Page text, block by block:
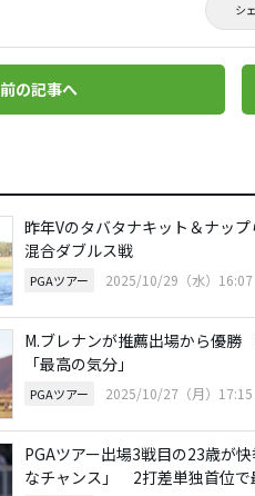
シ
前の記事へ
昨年Vのタバタナキット＆ナッ
混合ダブルス戦
PGAツアー 2025/10/29（水）16:07
M.ブレナンが推薦出場から優
「最高の気分」
PGAツアー 2025/10/27（月）17:15
PGAツアー出場3戦目の23歳が
なチャンス」 2打差単独首位で